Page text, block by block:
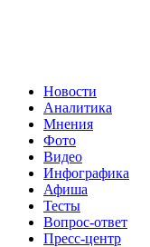
Новости
Аналитика
Мнения
Фото
Видео
Инфографика
Афиша
Тесты
Вопрос-ответ
Пресс-центр